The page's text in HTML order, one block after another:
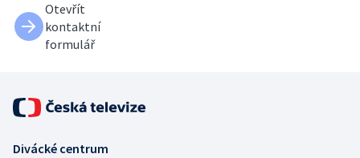
Otevřít
kontaktní
formulář
Divácké centrum